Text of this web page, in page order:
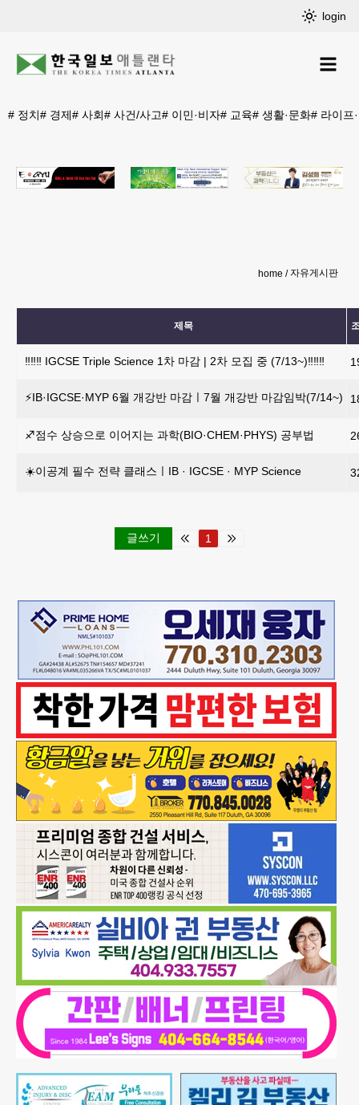
login
# 정치# 경제# 사회# 사건/사고# 이민·비자# 교육# 생활·문화# 라이프
home 자유게시판
제목
‼️‼️‼️ IGCSE Triple Science 1차 마감 | 2차 모집 중 (7/13~)‼️‼️‼️
⚡IB·IGCSE·MYP 6월 개강반 마감ㅣ7월 개강반 마감임박(7/14~)
♐점수 상승으로 이어지는 과학(BIO·CHEM·PHYS) 공부법
☀️이공계 필수 전략 클래스ㅣIB · IGCSE · MYP Science
글쓰기 1